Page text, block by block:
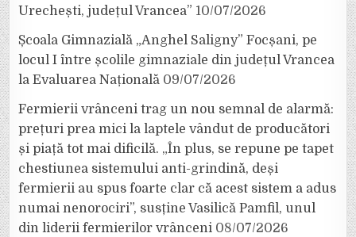
Urechești, județul Vrancea” 10/07/2026
Școala Gimnazială „Anghel Saligny” Focșani, pe
locul I între școlile gimnaziale din județul Vrancea
la Evaluarea Națională 09/07/2026
Fermierii vrânceni trag un nou semnal de alarmă:
prețuri prea mici la laptele vândut de producători
și piață tot mai dificilă. „În plus, se repune pe tapet
chestiunea sistemului anti-grindină, deși
fermierii au spus foarte clar că acest sistem a adus
numai nenorociri”, susține Vasilică Pamfil, unul
din liderii fermierilor vrânceni 08/07/2026